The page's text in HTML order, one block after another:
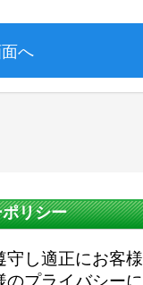
リシー
し適正にお客